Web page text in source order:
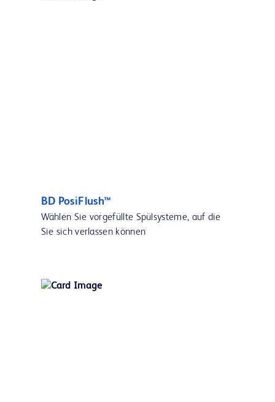
BD PosiFlush™
Wählen Sie vorgefüllte Spülsysteme, auf die
Sie sich verlassen können